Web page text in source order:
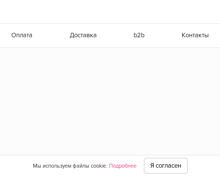
Оплата Доставка b2b Контакты
Мы используем файлы cookie. Подробнее Я согласен